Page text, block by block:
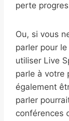
perte
Ou, si vous
parler pour
utiliser Live
parle à votre
également
parler
conférences